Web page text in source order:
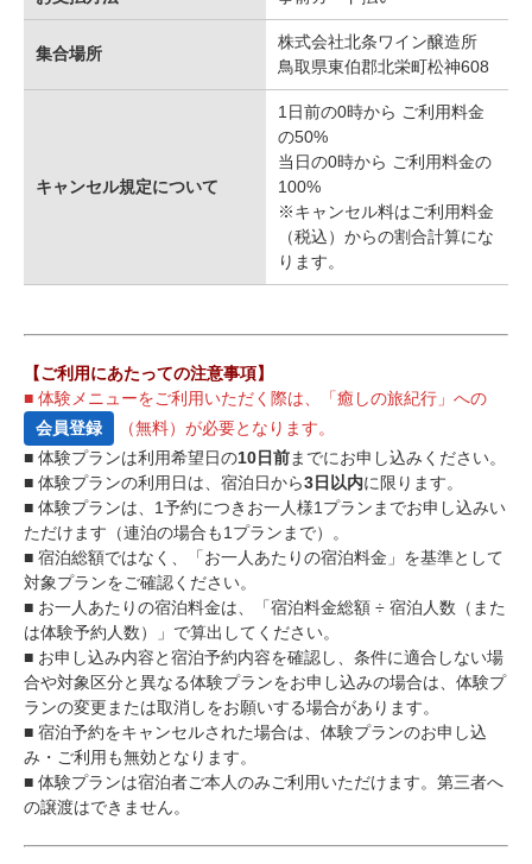
集合場所
株式会社北条ワイン醸造所
鳥取県東伯郡北栄町松神608
キャンセル規定について
1日前の0時から ご利用料金
の50%
当日の0時から ご利用料金の
100%
※キャンセル料はご利用料金
（税込）からの割合計算にな
ります。
【ご利用にあたっての注意事項】
■ 体験メニューをご利用いただく際は、「癒しの旅紀行」への
会員登録
（無料）が必要となります。
■ 体験プランは利用希望日の10日前までにお申し込みください。
■ 体験プランの利用日は、宿泊日から3日以内に限ります。
■ 体験プランは、1予約につきお一人様1プランまでお申し込みい
ただけます（連泊の場合も1プランまで）。
■ 宿泊総額ではなく、「お一人あたりの宿泊料金」を基準として
対象プランをご確認ください。
■ お一人あたりの宿泊料金は、「宿泊料金総額 ÷ 宿泊人数（また
は体験予約人数）」で算出してください。
■ お申し込み内容と宿泊予約内容を確認し、条件に適合しない場
合や対象区分と異なる体験プランをお申し込みの場合は、体験プ
ランの変更または取消しをお願いする場合があります。
■ 宿泊予約をキャンセルされた場合は、体験プランのお申し込
み・ご利用も無効となります。
■ 体験プランは宿泊者ご本人のみご利用いただけます。第三者へ
の譲渡はできません。